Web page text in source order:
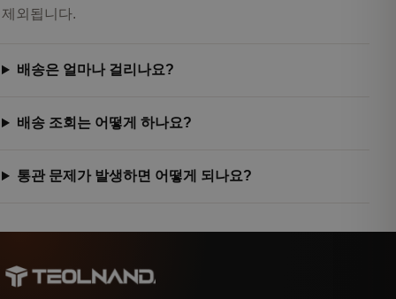
제외됩니다.
배송은 얼마나 걸리나요?
배송 조회는 어떻게 하나요?
통관 문제가 발생하면 어떻게 되나요?